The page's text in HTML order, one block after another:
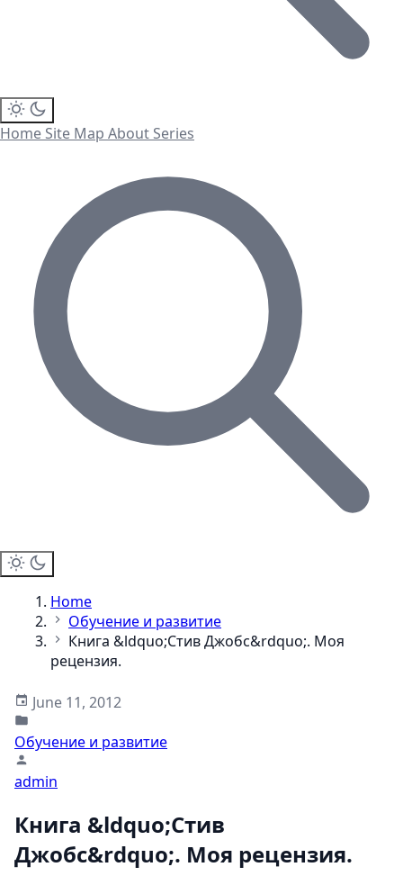
Home Site Map About Series
Home
Обучение и развитие
Книга &ldquo;Стив Джобс&rdquo;. Моя
рецензия.
June 11, 2012
Обучение и развитие
admin
Книга &ldquo;Стив
Джобс&rdquo;. Моя рецензия.